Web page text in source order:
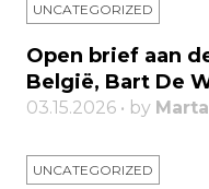
UNCATEGORIZED
Open brief aan
België, Bart De
03.15.2026 • by
UNCATEGORIZED